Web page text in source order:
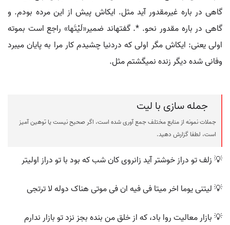
گاهی در باره غیرمقدور آید مثل. ایکاش پیش از این مرده بودم. و
گاهی در باره مقدور نحو. *. گفته‏اند ضمیر«لَیْتَها» راجع است بموته
اولی یعنی: ایکاش مگر اولی که دردنیا چشیدم کار مرا به پایان می‏برد
وفانی شده دیگر زنده نمی‏گشتم مثل.
جمله سازی با لیت
جملات نمونه از منابع مختلف جمع آوری شده است، اگر صحیح نیست یا توهین آمیز
است، لطفا گزارش دهید.
💡 زلف تو دراز خوشتر آید زانروی کان شب که بود با تو دراز اولیتر
💡 لیتنی یوما اخر میتا فی فیه ان فی موتی هناک دوله لا ترتجی
💡 بازار معالیت روا باد، که از خلق من بنده بجز نزد تو بازار ندارم